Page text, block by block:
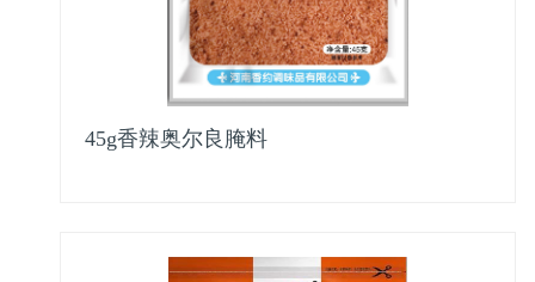
45g香辣奥尔良腌料